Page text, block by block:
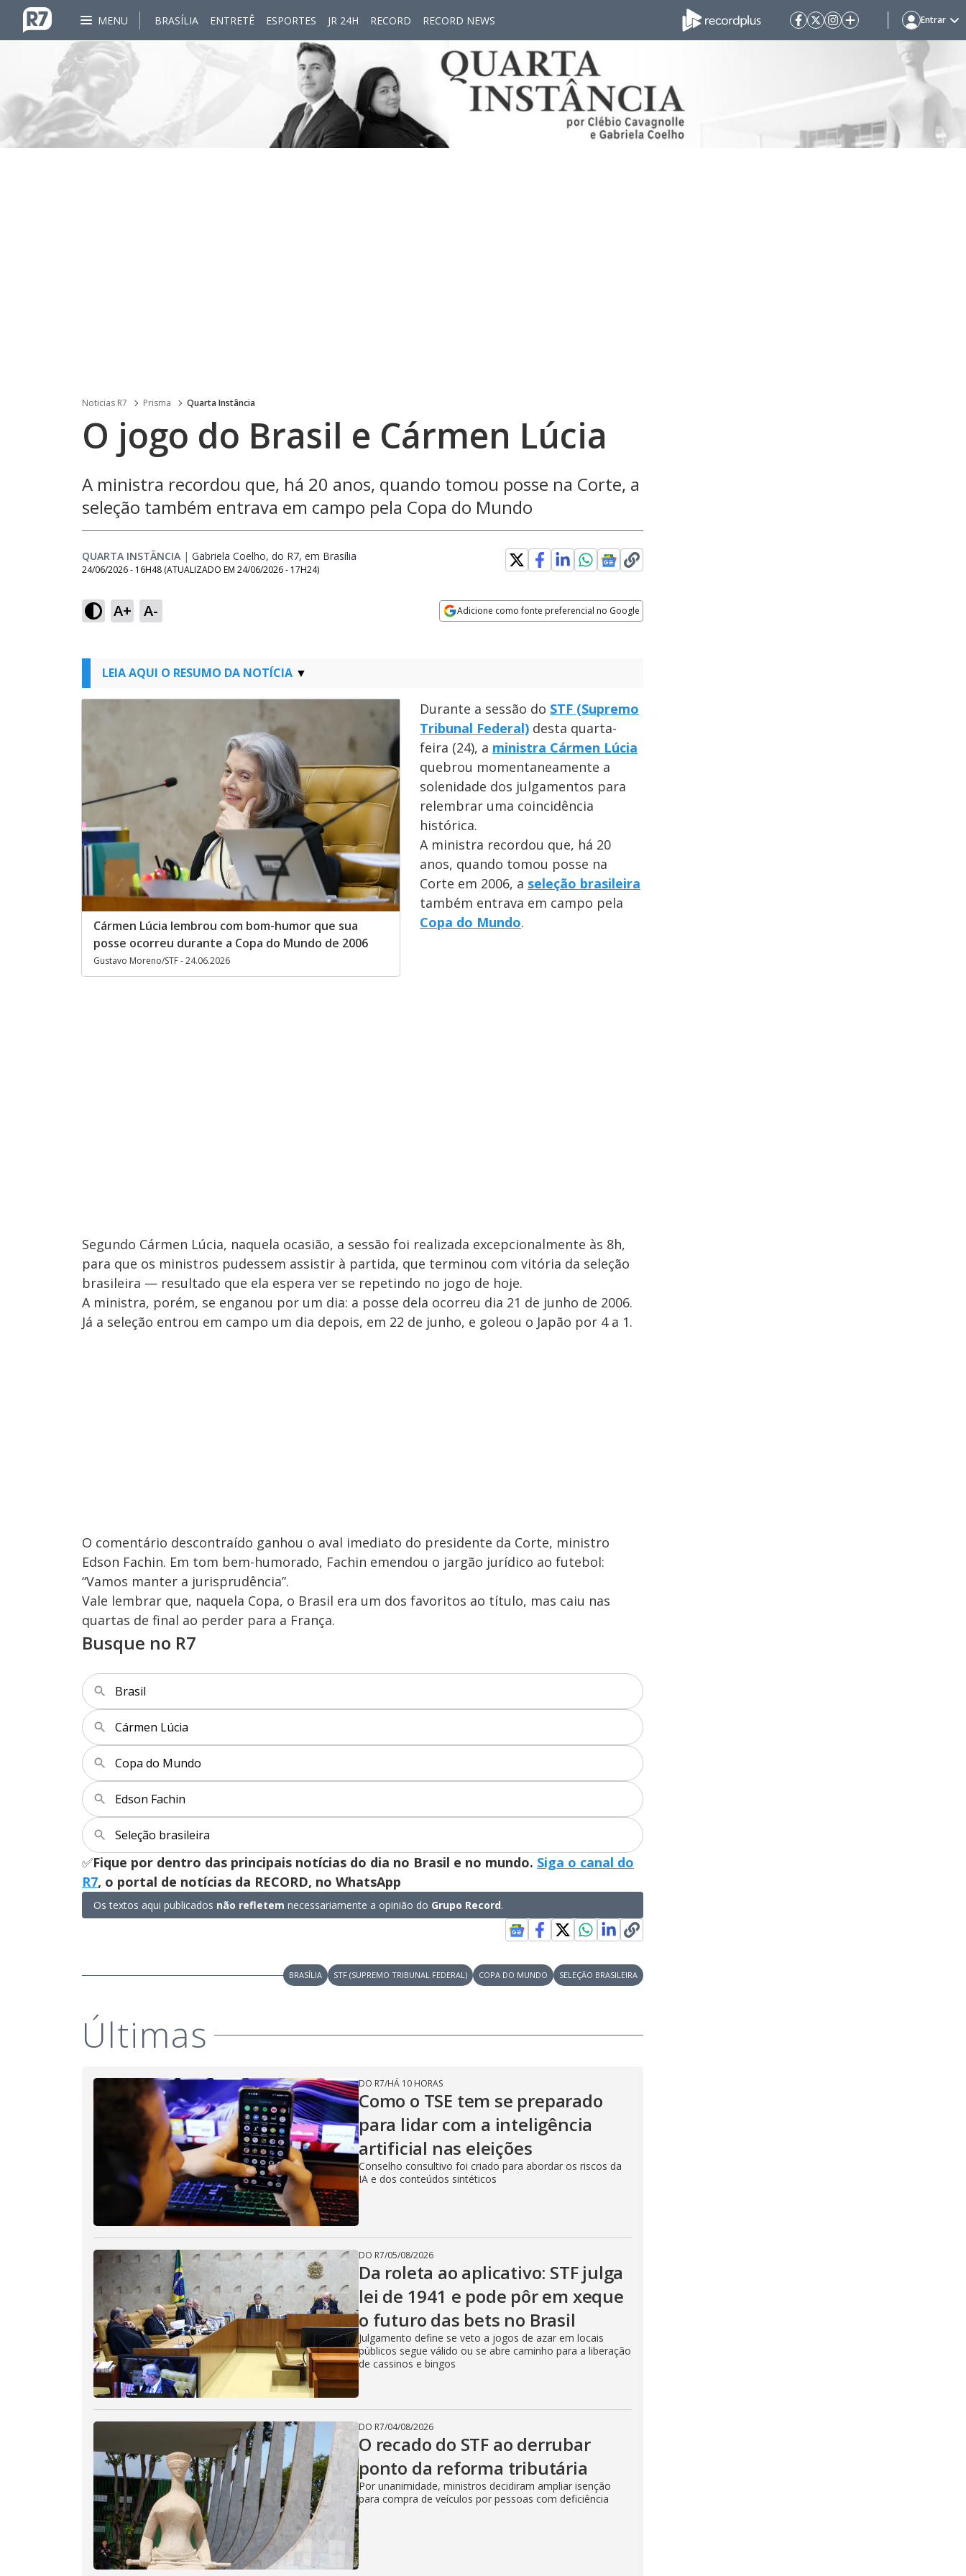
MENU BRASÍLIA ENTRETÊ ESPORTES JR 24H RECORD RECORD NEWS Entrar
Noticias R7 Prisma Quarta Instância
O jogo do Brasil e Cármen Lúcia
A ministra recordou que, há 20 anos, quando tomou posse na Corte, a
seleção também entrava em campo pela Copa do Mundo
QUARTA INSTÂNCIA | Gabriela Coelho, do R7, em Brasília
24/06/2026 - 16H48 (ATUALIZADO EM 24/06/2026 - 17H24)
A+ A- Adicione como fonte preferencial no Google
LEIA AQUI O RESUMO DA NOTÍCIA
Cármen Lúcia lembrou com bom-humor que sua
posse ocorreu durante a Copa do Mundo de 2006
Gustavo Moreno/STF - 24.06.2026
Durante a sessão do STF (Supremo
Tribunal Federal) desta quarta-
feira (24), a ministra Cármen Lúcia
quebrou momentaneamente a
solenidade dos julgamentos para
relembrar uma coincidência
histórica.
A ministra recordou que, há 20
anos, quando tomou posse na
Corte em 2006, a seleção brasileira
também entrava em campo pela
Copa do Mundo.
Segundo Cármen Lúcia, naquela ocasião, a sessão foi realizada excepcionalmente às 8h,
para que os ministros pudessem assistir à partida, que terminou com vitória da seleção
brasileira — resultado que ela espera ver se repetindo no jogo de hoje.
A ministra, porém, se enganou por um dia: a posse dela ocorreu dia 21 de junho de 2006.
Já a seleção entrou em campo um dia depois, em 22 de junho, e goleou o Japão por 4 a 1.
O comentário descontraído ganhou o aval imediato do presidente da Corte, ministro
Edson Fachin. Em tom bem-humorado, Fachin emendou o jargão jurídico ao futebol:
“Vamos manter a jurisprudência”.
Vale lembrar que, naquela Copa, o Brasil era um dos favoritos ao título, mas caiu nas
quartas de final ao perder para a França.
Busque no R7
Brasil
Cármen Lúcia
Copa do Mundo
Edson Fachin
Seleção brasileira
✅Fique por dentro das principais notícias do dia no Brasil e no mundo. Siga o canal do
R7, o portal de notícias da RECORD, no WhatsApp
Os textos aqui publicados não refletem necessariamente a opinião do Grupo Record.
BRASÍLIA STF (SUPREMO TRIBUNAL FEDERAL) COPA DO MUNDO SELEÇÃO BRASILEIRA
Últimas
DO R7/HÁ 10 HORAS
Como o TSE tem se preparado
para lidar com a inteligência
artificial nas eleições
Conselho consultivo foi criado para abordar os riscos da
IA e dos conteúdos sintéticos
DO R7/05/08/2026
Da roleta ao aplicativo: STF julga
lei de 1941 e pode pôr em xeque
o futuro das bets no Brasil
Julgamento define se veto a jogos de azar em locais
públicos segue válido ou se abre caminho para a liberação
de cassinos e bingos
DO R7/04/08/2026
O recado do STF ao derrubar
ponto da reforma tributária
Por unanimidade, ministros decidiram ampliar isenção
para compra de veículos por pessoas com deficiência